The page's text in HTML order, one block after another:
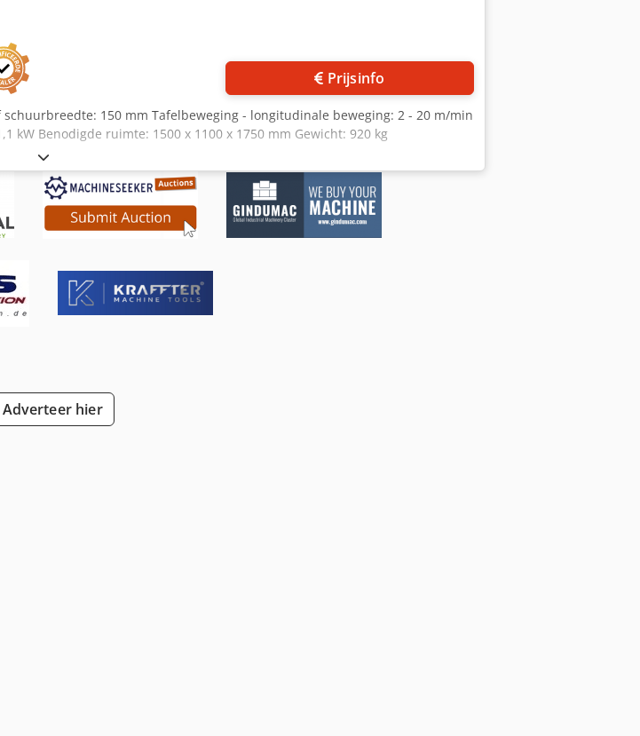
Prijsinfo
150 mm Tafelbeweging - longitudinale beweging: 2 - 20 m/min
kW Benodigde ruimte: 1500 x 1100 x 1750 mm Gewicht: 920 kg
Adverteer hier